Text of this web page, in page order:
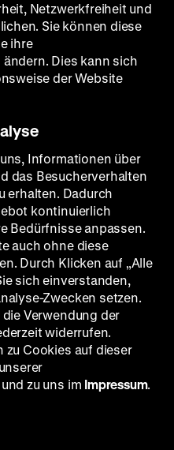
& Kinder
– Ein Film zum
Kurt Eifert, Hans von
K: Georg Kilian, 28‘
in der DDR
als auch
Netzwerkfreiheit und
Sie können diese
ihre
Dies kann sich
der Website
Informationen über
das Besucherverhalten
erhalten. Dadurch
kontinuierlich
Bedürfnisse anpassen.
auch ohne diese
Durch Klicken auf „Alle
sich einverstanden,
Zwecken setzen.
Verwendung der
widerrufen.
zu Cookies auf dieser
und zu uns im Impressum.